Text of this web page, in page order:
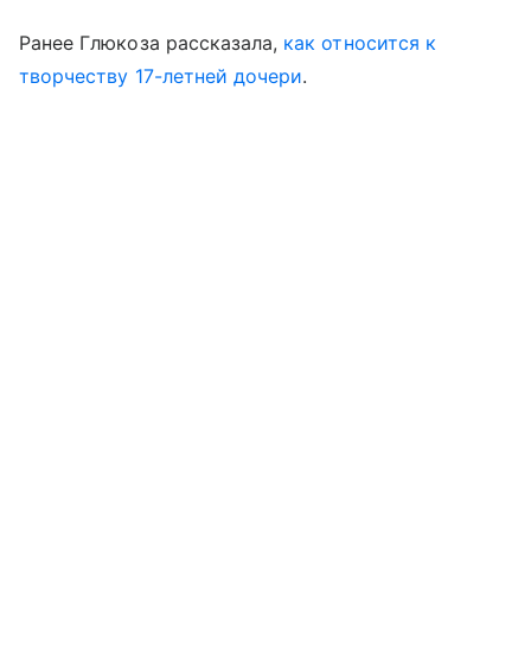
Ранее Глюкоза рассказала, как относится к
творчеству 17-летней дочери.